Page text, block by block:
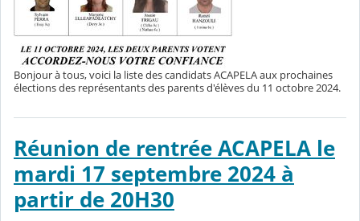
Bonjour à tous, voici la liste des candidats ACAPELA aux prochaines
élections des représentants des parents d'élèves du 11 octobre 2024.
Réunion de rentrée ACAPELA le
mardi 17 septembre 2024 à
partir de 20H30